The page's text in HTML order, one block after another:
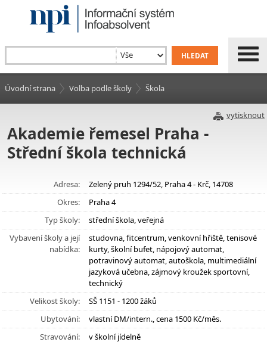
Úvodní strana Volba podle školy Škola
vytisknout
Akademie řemesel Praha -
Střední škola technická
Adresa:
Zelený pruh 1294/52, Praha 4 - Krč, 14708
Okres:
Praha 4
Typ školy:
střední škola, veřejná
Vybavení školy a její
nabídka:
studovna, fitcentrum, venkovní hřiště, tenisové
kurty, školní bufet, nápojový automat,
potravinový automat, autoškola, multimediální
jazyková učebna, zájmový kroužek sportovní,
technický
Velikost školy:
SŠ 1151 - 1200 žáků
Ubytování:
vlastní DM/intern., cena 1500 Kč/měs.
Stravování:
v školní jídelně